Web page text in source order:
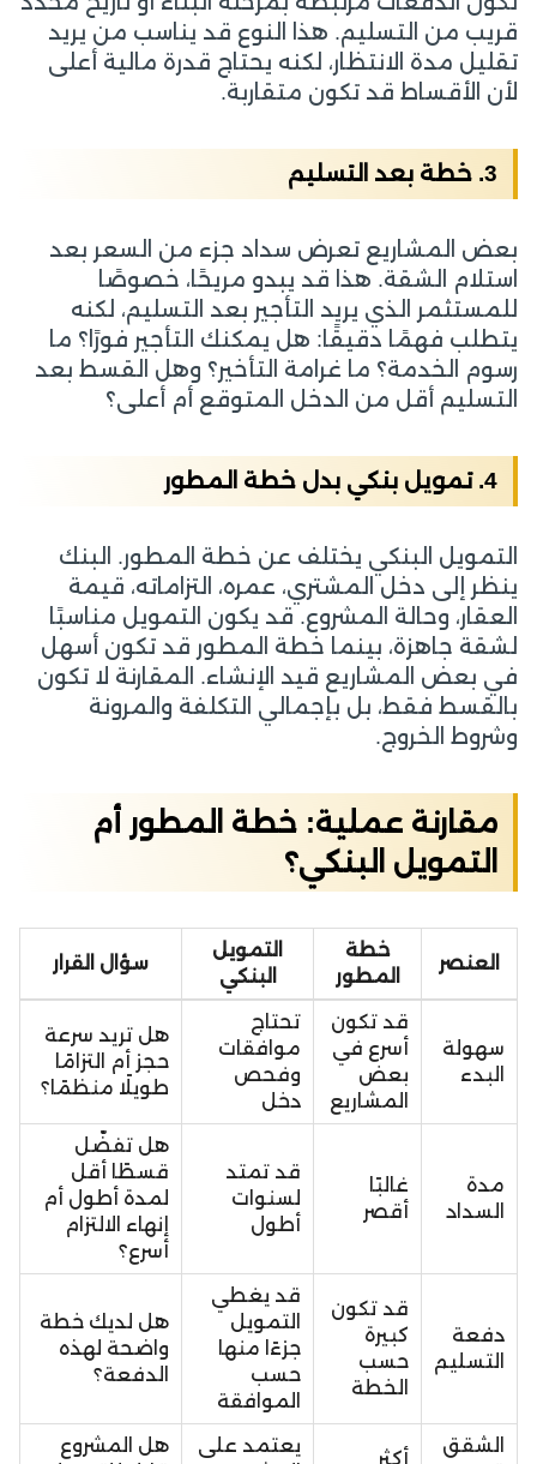
قريب من التسليم. هذا النوع قد يناسب من يريد
تقليل مدة الانتظار، لكنه يحتاج قدرة مالية أعلى
لأن الأقساط قد تكون متقاربة.
3. خطة بعد التسليم
بعض المشاريع تعرض سداد جزء من السعر بعد
استلام الشقة. هذا قد يبدو مريحًا، خصوصًا
للمستثمر الذي يريد التأجير بعد التسليم، لكنه
يتطلب فهمًا دقيقًا: هل يمكنك التأجير فورًا؟ ما
رسوم الخدمة؟ ما غرامة التأخير؟ وهل القسط بعد
التسليم أقل من الدخل المتوقع أم أعلى؟
4. تمويل بنكي بدل خطة المطور
التمويل البنكي يختلف عن خطة المطور. البنك
ينظر إلى دخل المشتري، عمره، التزاماته، قيمة
العقار، وحالة المشروع. قد يكون التمويل مناسبًا
لشقة جاهزة، بينما خطة المطور قد تكون أسهل
في بعض المشاريع قيد الإنشاء. المقارنة لا تكون
بالقسط فقط، بل بإجمالي التكلفة والمرونة
وشروط الخروج.
مقارنة عملية: خطة المطور أم
التمويل البنكي؟
العنصر
خطة
المطور
التمويل
البنكي
سؤال القرار
سهولة
البدء
قد تكون
أسرع في
بعض
المشاريع
تحتاج
موافقات
وفحص
دخل
هل تريد سرعة
حجز أم التزامًا
طويلًا منظمًا؟
مدة
السداد
غالبًا
أقصر
قد تمتد
لسنوات
أطول
هل تفضّل
قسطًا أقل
لمدة أطول أم
إنهاء الالتزام
أسرع؟
دفعة
التسليم
قد تكون
كبيرة
حسب
الخطة
قد يغطي
التمويل
جزءًا منها
حسب
الموافقة
هل لديك خطة
واضحة لهذه
الدفعة؟
الشقق
أكثر
يعتمد على
هل المشروع